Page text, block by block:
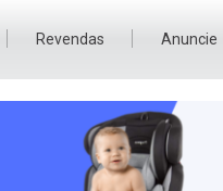
Revendas Anuncie